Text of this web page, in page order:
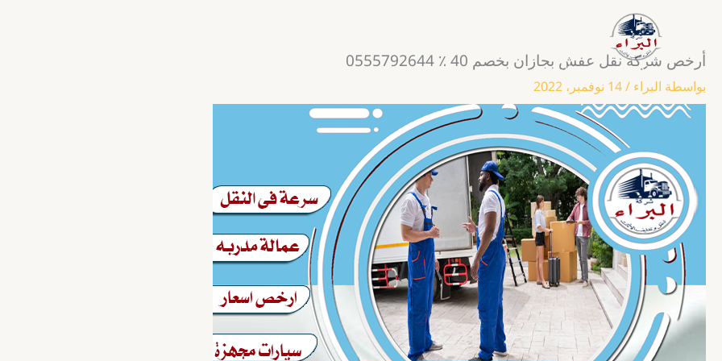
المحتوى
شركة نقل وتغليف العفش
أرخص شركة نقل عفش بجازان بخصم 40 ٪ 0555792644
بواسطة البراء /14 نوفمبر، 2022